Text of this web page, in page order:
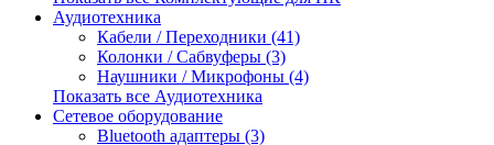
Аудиотехника
Кабели / Переходники (41)
Колонки / Сабвуферы (3)
Наушники / Микрофоны (4)
Показать все Аудиотехника
Сетевое оборудование
Bluetooth адаптеры (3)